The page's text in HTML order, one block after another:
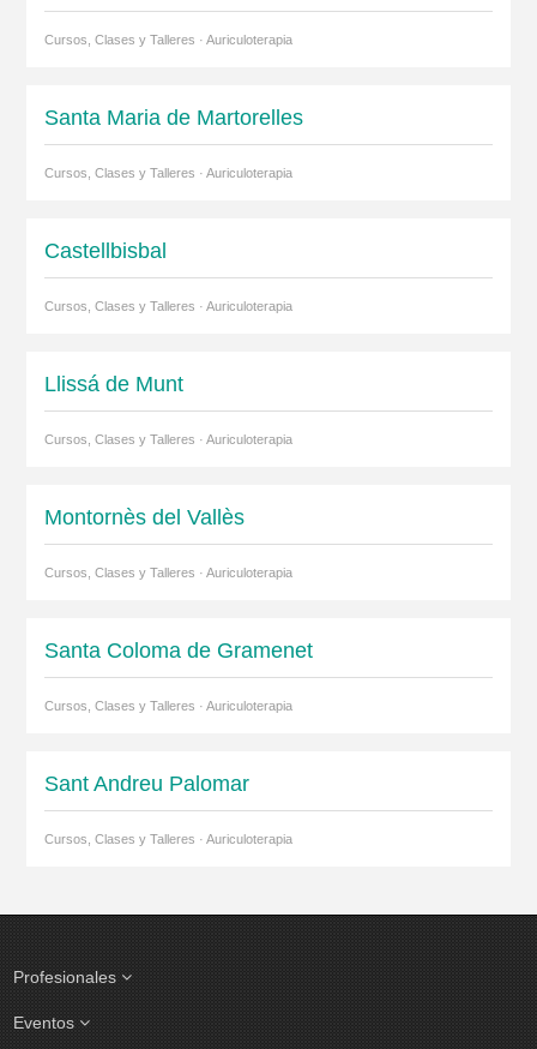
Cursos, Clases y Talleres · Auriculoterapia
Santa Maria de Martorelles
Cursos, Clases y Talleres · Auriculoterapia
Castellbisbal
Cursos, Clases y Talleres · Auriculoterapia
Llissá de Munt
Cursos, Clases y Talleres · Auriculoterapia
Montornès del Vallès
Cursos, Clases y Talleres · Auriculoterapia
Santa Coloma de Gramenet
Cursos, Clases y Talleres · Auriculoterapia
Sant Andreu Palomar
Cursos, Clases y Talleres · Auriculoterapia
Profesionales
Eventos